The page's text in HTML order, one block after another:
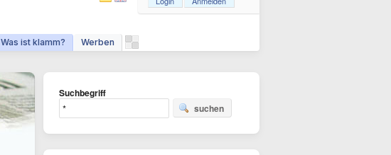
Was ist klamm? Werben
Suchbegriff
suchen